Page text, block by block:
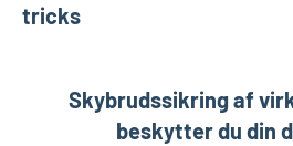
tricks
Skybrudssikring af
beskytter du din